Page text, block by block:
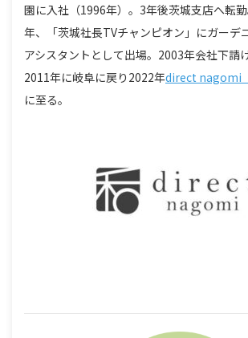
園に入社（1996年）。3年後茨城支店へ転
年、「茨城社長TVチャンピオン」にガーデ
アシスタントとして出場。2003年会社下請
2011年に岐阜に戻り2022年direct nagomi（
に至る。